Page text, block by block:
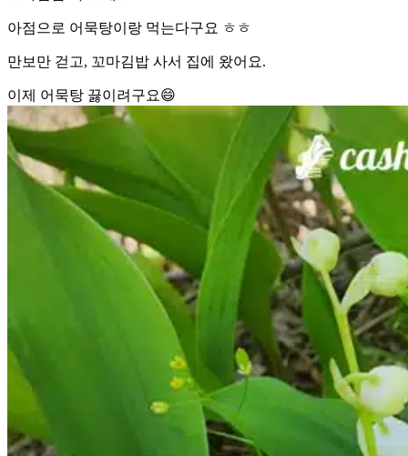
아점으로 어묵탕이랑 먹는다구요 ㅎㅎ
만보만 걷고, 꼬마김밥 사서 집에 왔어요.
이제 어묵탕 끓이려구요😄